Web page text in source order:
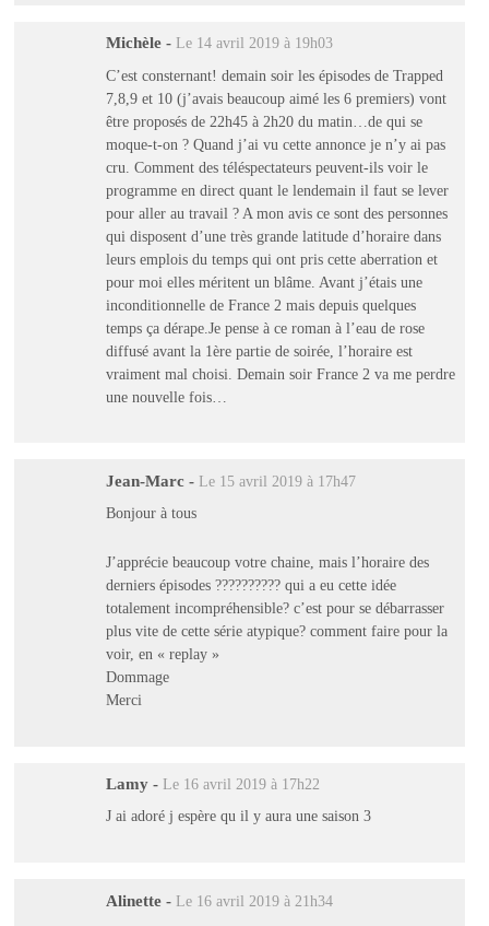
Michèle - Le 14 avril 2019 à 19h03
C’est consternant! demain soir les épisodes de Trapped
7,8,9 et 10 (j’avais beaucoup aimé les 6 premiers) vont
être proposés de 22h45 à 2h20 du matin…de qui se
moque-t-on ? Quand j’ai vu cette annonce je n’y ai pas
cru. Comment des téléspectateurs peuvent-ils voir le
programme en direct quant le lendemain il faut se lever
pour aller au travail ? A mon avis ce sont des personnes
qui disposent d’une très grande latitude d’horaire dans
leurs emplois du temps qui ont pris cette aberration et
pour moi elles méritent un blâme. Avant j’étais une
inconditionnelle de France 2 mais depuis quelques
temps ça dérape.Je pense à ce roman à l’eau de rose
diffusé avant la 1ère partie de soirée, l’horaire est
vraiment mal choisi. Demain soir France 2 va me perdre
une nouvelle fois…
Jean-Marc - Le 15 avril 2019 à 17h47
Bonjour à tous
J’apprécie beaucoup votre chaine, mais l’horaire des
derniers épisodes ?????????? qui a eu cette idée
totalement incompréhensible? c’est pour se débarrasser
plus vite de cette série atypique? comment faire pour la
voir, en « replay »
Dommage
Merci
Lamy - Le 16 avril 2019 à 17h22
J ai adoré j espère qu il y aura une saison 3
Alinette - Le 16 avril 2019 à 21h34